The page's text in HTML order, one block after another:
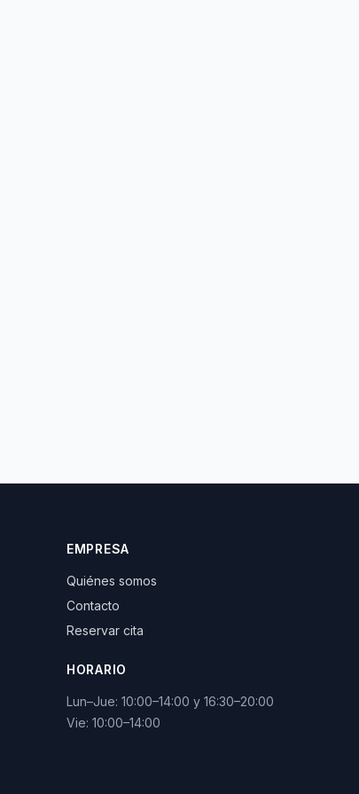
EMPRESA
Quiénes somos
Contacto
Reservar cita
HORARIO
Lun–Jue: 10:00–14:00 y 16:30–20:00
Vie: 10:00–14:00